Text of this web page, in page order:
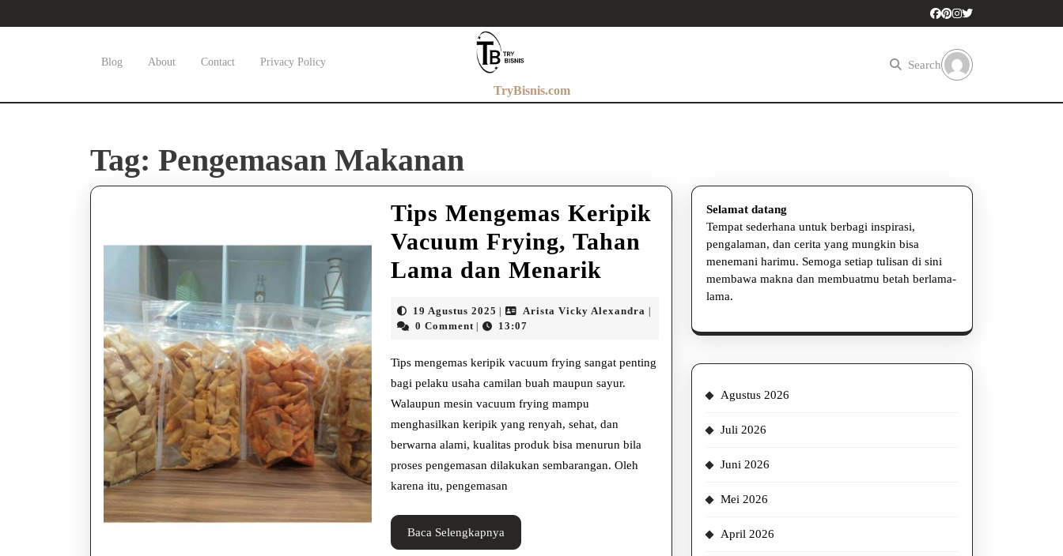
to
Blog About Contact Privacy Policy
TryBisnis.com
Search
Tag: Pengemasan Makanan
Tips Mengemas Keripik
Vacuum Frying, Tahan
Lama dan Menarik
Mengemas
Keripik
Vacuum
Frying,
Lama
dan
19 Agustus 2025 19
Agustus
Arista Vicky Alexandra Arista
0 Comment 13:07
Tips mengemas keripik vacuum frying sangat penting
bagi pelaku usaha camilan buah maupun sayur.
Walaupun mesin vacuum frying mampu
menghasilkan keripik yang renyah, sehat, dan
berwarna alami, kualitas produk bisa menurun bila
proses pengemasan dilakukan sembarangan. Oleh
karena itu, pengemasan
Baca Selengkapnya
Selengkapnya
Selamat datang
Tempat sederhana untuk berbagi inspirasi,
pengalaman, dan cerita yang mungkin bisa
menemani harimu. Semoga setiap tulisan di sini
membawa makna dan membuatmu betah berlama-
lama.
Agustus 2026
Juli 2026
Juni 2026
Mei 2026
April 2026